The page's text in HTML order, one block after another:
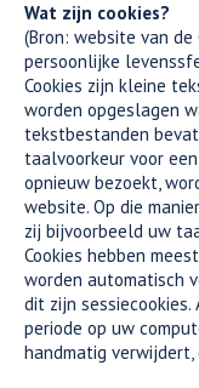
Wat zijn cookies?
(Bron: website van de
persoonlijke
Cookies zijn kleine
worden opgeslagen
tekstbestanden
taalvoorkeur voor
opnieuw bezoekt,
website. Op die
zij bijvoorbeeld uw
Cookies hebben
worden automatisch
dit zijn
periode op uw
handmatig